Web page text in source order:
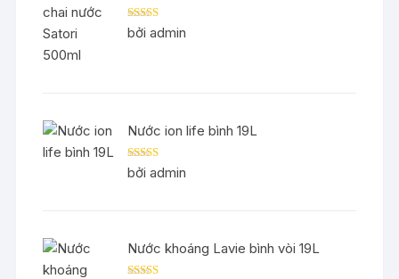
Được xếp
hạng55 sao
bởi admin
Nước ion life bình 19L
Được xếp
hạng55 sao
bởi admin
Nước khoáng Lavie bình vòi 19L